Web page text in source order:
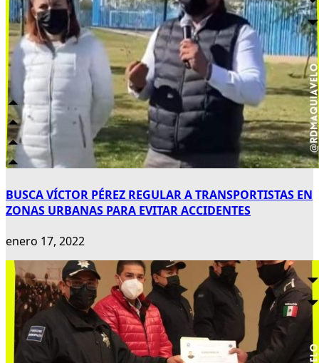
BUSCA VÍCTOR PÉREZ REGULAR A TRANSPORTISTAS EN
ZONAS URBANAS PARA EVITAR ACCIDENTES
enero 17, 2022